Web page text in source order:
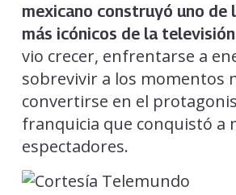
mexicano construyó uno de
más icónicos de la
vio crecer, enfrentarse a
sobrevivir a los momentos
convertirse en el
franquicia que conquistó a
espectadores.